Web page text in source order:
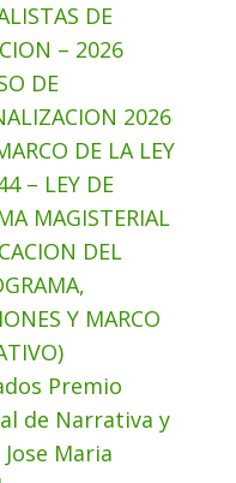
DE
– 2026
DE
2026
DE LA LEY
– LEY DE
MAGISTERIAL
DEL
Y MARCO
Premio
de Narrativa y
Jose Maria